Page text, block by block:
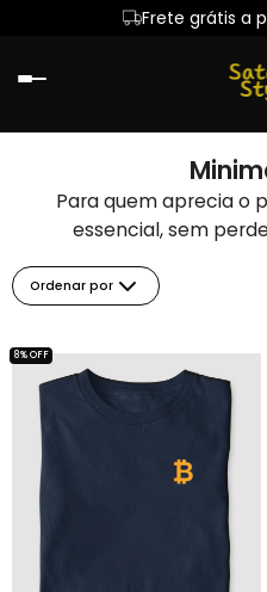
Frete grátis a
Para quem aprecia o
essencial, sem
Ordenar por
8% OFF